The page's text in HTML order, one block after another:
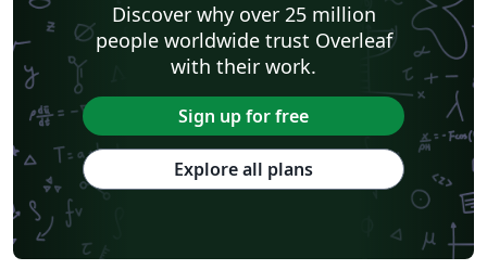
Discover why over 25 million
people worldwide trust Overleaf
with their work.
Sign up for free
Explore all plans